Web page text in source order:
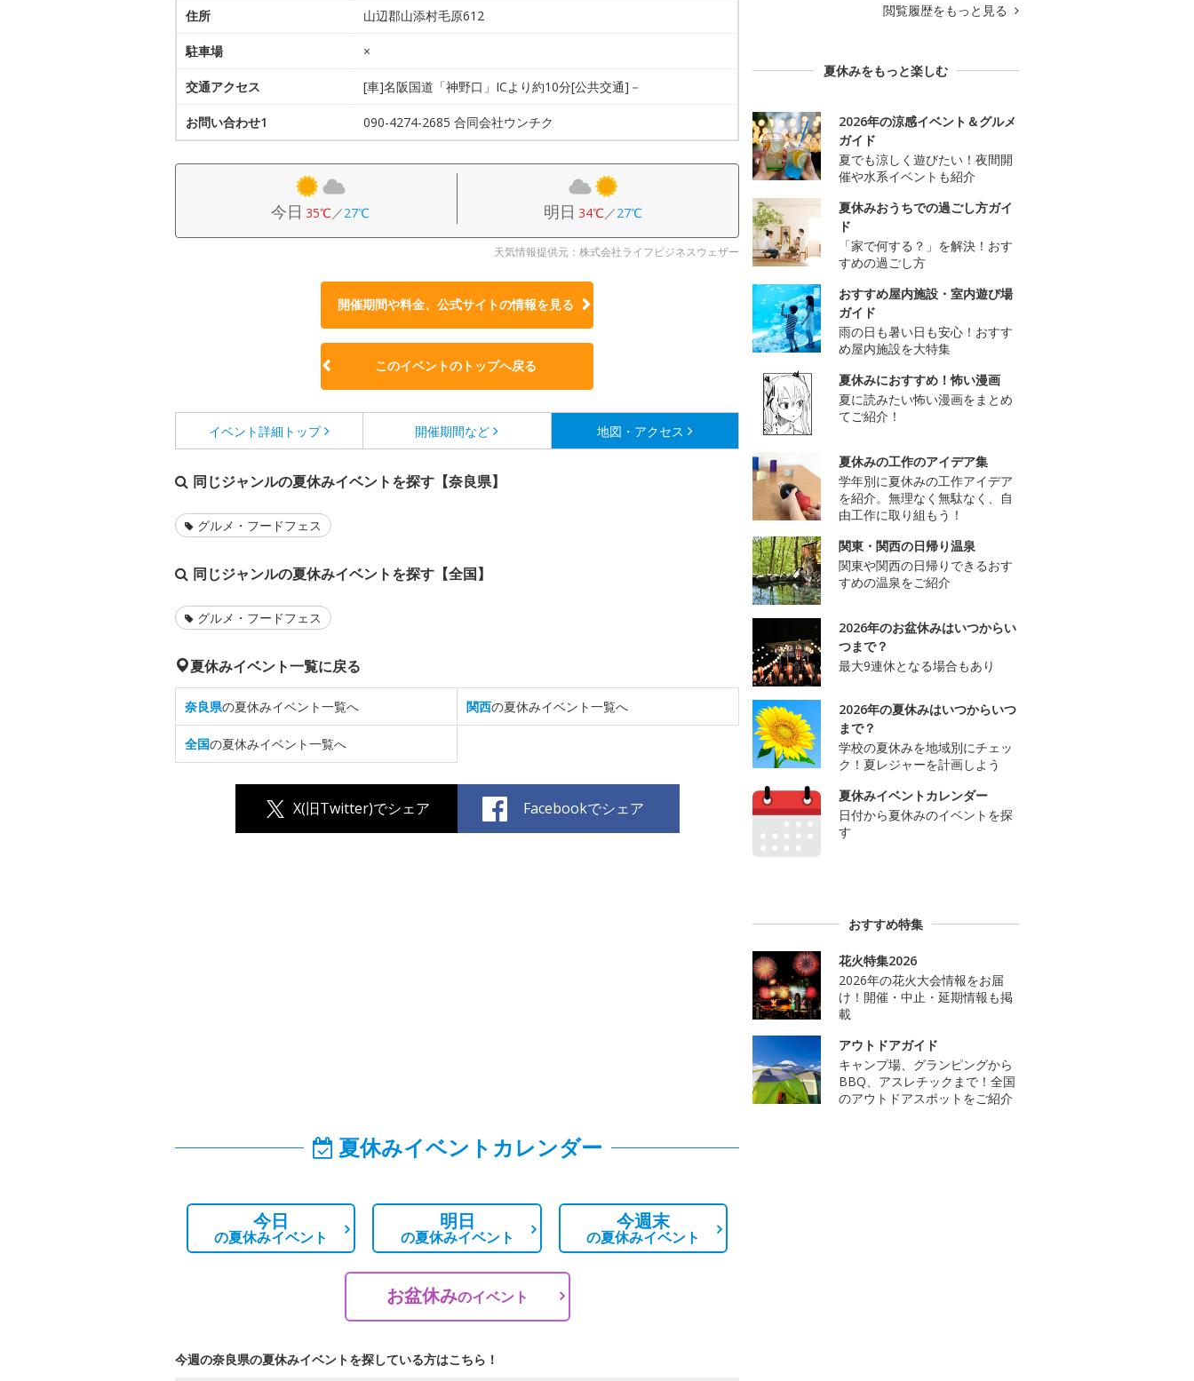
住所 山辺郡山添村毛原612
駐車場 ×
交通アクセス [車]名阪国道「神野口」ICより約10分[公共交通]－
お問い合わせ1 090-4274-2685 合同会社ウンチク
今日 35℃／27℃ 明日 34℃／27℃
天気情報提供元：株式会社ライフビジネスウェザー
開催期間や料金、公式サイトの情報を見る
このイベントのトップへ戻る
イベント詳細 トップ 開催期間など 地図・アクセス
同じジャンルの夏休みイベントを探す【奈良県】
グルメ・フードフェス
同じジャンルの夏休みイベントを探す【全国】
グルメ・フードフェス
夏休みイベント一覧に戻る
奈良県の夏休みイベント一覧へ 関西の夏休みイベント一覧へ
全国の夏休みイベント一覧へ
X(旧Twitter)でシェア Facebookでシェア
夏休みイベントカレンダー
今日
の夏休みイベント
明日
の夏休みイベント
今週末
の夏休みイベント
お盆休みのイベント
今週の奈良県の夏休みイベントを探している方はこちら！
閲覧履歴をもっと見る
夏休みをもっと楽しむ
2026年の涼感イベント＆グルメ
ガイド
夏でも涼しく遊びたい！夜間開
催や水系イベントも紹介
夏休みおうちでの過ごし方ガイ
ド
「家で何する？」を解決！おす
すめの過ごし方
おすすめ屋内施設・室内遊び場
ガイド
雨の日も暑い日も安心！おすす
め屋内施設を大特集
夏休みにおすすめ！怖い漫画
夏に読みたい怖い漫画をまとめ
てご紹介！
夏休みの工作のアイデア集
学年別に夏休みの工作アイデア
を紹介。無理なく無駄なく、自
由工作に取り組もう！
関東・関西の日帰り温泉
関東や関西の日帰りできるおす
すめの温泉をご紹介
2026年のお盆休みはいつからい
つまで？
最大9連休となる場合もあり
2026年の夏休みはいつからいつ
まで？
学校の夏休みを地域別にチェッ
ク！夏レジャーを計画しよう
夏休みイベントカレンダー
日付から夏休みのイベントを探
す
おすすめ特集
花火特集2026
2026年の花火大会情報をお届
け！開催・中止・延期情報も掲
載
アウトドアガイド
キャンプ場、グランピングから
BBQ、アスレチックまで！全国
のアウトドアスポットをご紹介